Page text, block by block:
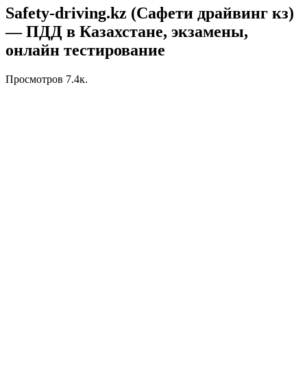
Safety-driving.kz (Сафети драйвинг кз)
— ПДД в Казахстане, экзамены,
онлайн тестирование
Просмотров 7.4к.